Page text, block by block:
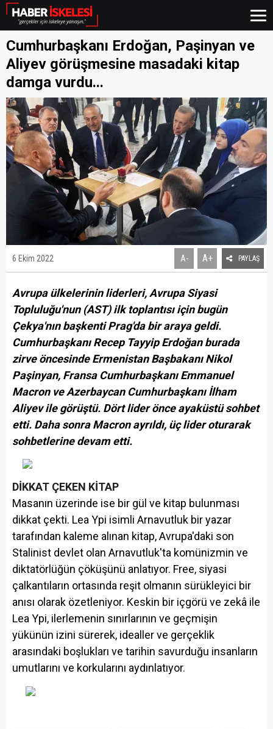
Cumhurbaşkanı Erdoğan, Paşinyan ve
Aliyev görüşmesine masadaki kitap
damga vurdu...
6 Ekim 2022 A- A+ PAYLAŞ
Avrupa ülkelerinin liderleri, Avrupa Siyasi
Topluluğu'nun (AST) ilk toplantısı için bugün
Çekya'nın başkenti Prag'da bir araya geldi.
Cumhurbaşkanı Recep Tayyip Erdoğan burada
zirve öncesinde Ermenistan Başbakanı Nikol
Paşinyan, Fransa Cumhurbaşkanı Emmanuel
Macron ve Azerbaycan Cumhurbaşkanı İlham
Aliyev ile görüştü. Dört lider önce ayaküstü sohbet
etti. Daha sonra Macron ayrıldı, üç lider oturarak
sohbetlerine devam etti.
DİKKAT ÇEKEN KİTAP
Masanın üzerinde ise bir gül ve kitap bulunması
dikkat çekti. Lea Ypi isimli Arnavutluk bir yazar
tarafından kaleme alınan kitap, Avrupa'daki son
Stalinist devlet olan Arnavutluk'ta komünizmin ve
diktatörlüğün çöküşünü anlatıyor. Free, siyasi
çalkantıların ortasında reşit olmanın sürükleyici bir
anısı olarak özetleniyor. Keskin bir içgörü ve zekâ ile
Lea Ypi, ilerlemenin sınırlarının ve geçmişin
yükünün izini sürerek, idealler ve gerçeklik
arasındaki boşlukları ve tarihin savurduğu insanların
umutlarını ve korkularını aydınlatıyor.